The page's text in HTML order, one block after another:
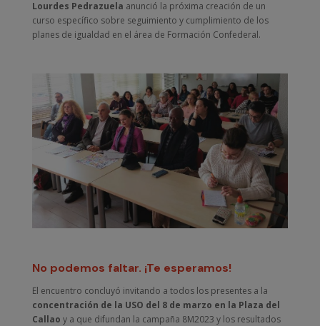
Lourdes Pedrazuela anunció la próxima creación de un
curso específico sobre seguimiento y cumplimiento de los
planes de igualdad en el área de Formación Confederal.
No podemos faltar. ¡Te esperamos!
El encuentro concluyó invitando a todos los presentes a la
concentración de la USO del 8 de marzo en la Plaza del
Callao y a que difundan la campaña 8M2023 y los resultados